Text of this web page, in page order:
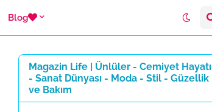
Blog
Magazin Life | Ünlüler - Cemiyet Hayatı
- Sanat Dünyası - Moda - Stil - Güzellik
ve Bakım